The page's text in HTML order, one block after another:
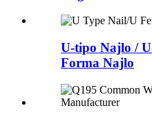
U-tipo Najlo /
Forma Najlo